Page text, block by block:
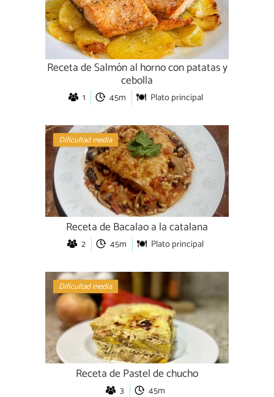
Receta de Salmón al horno con patatas y
cebolla
1 45m Plato principal
Dificultad media
Receta de Bacalao a la catalana
2 45m Plato principal
Dificultad media
Receta de Pastel de chucho
3 45m